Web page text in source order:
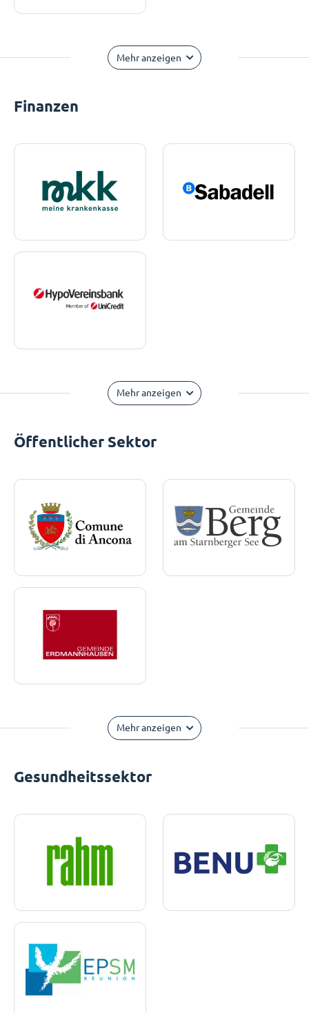
Mehr anzeigen
Finanzen
Mehr anzeigen
Öffentlicher Sektor
Mehr anzeigen
Gesundheitssektor